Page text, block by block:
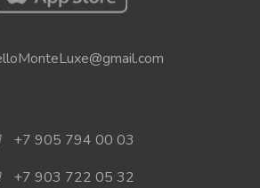
+7 905 794 00 03
+7 903 722 05 32